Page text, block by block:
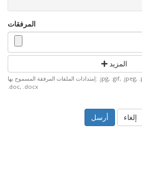
المرفقات
المزيد
إمتدادات الملفات المرفقة المسموح بها: .jpg, .gif, .jpeg, .png, .pdf, .xlsx, .rar, .zip, .xls,
.doc, .docx
إلغاء